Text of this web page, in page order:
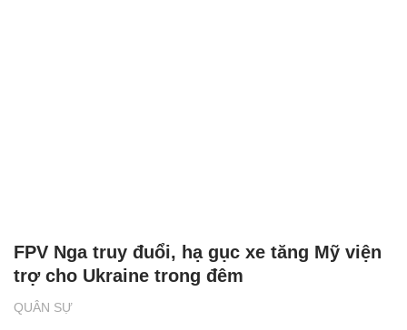
QUÂN SỰ
FPV Nga truy đuổi, hạ gục xe tăng Mỹ viện
trợ cho Ukraine trong đêm